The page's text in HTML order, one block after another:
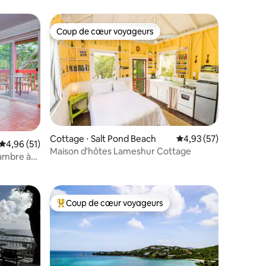
: 4,91 sur 5
moyenne sur la base de 51 commentaires : 4,96 sur 5
4,96 (51)
à
Coup de cœur voyageurs
Coup de cœur voyageurs
Cottage ⋅ Salt Pond Beach Évaluation moyenne
4,93 (57)
Maison d'hôtes Lameshur Cottage
Coups de cœur voyageurs les plus appréciés
Coup de cœur voyageurs